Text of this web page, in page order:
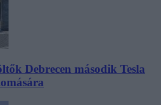
Debrecen második Tesla